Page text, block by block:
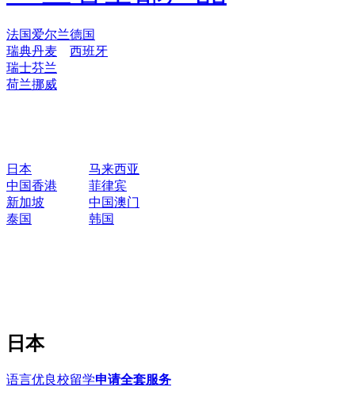
法国爱尔兰德国
瑞典丹麦
西班牙
瑞士芬兰
荷兰挪威
日本
马来西亚
中国香港
菲律宾
新加坡
中国澳门
泰国
韩国
日本
语言优良校留学申请全套服务